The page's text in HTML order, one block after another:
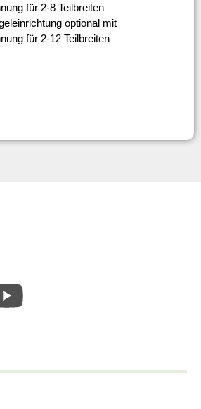
für 2-8 Teilbreiten
optional mit
für 2-12 Teilbreiten